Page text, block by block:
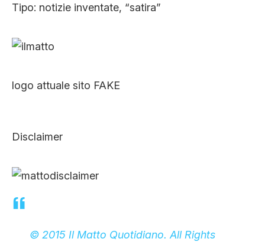
Tipo: notizie inventate, “satira”
logo attuale sito FAKE
Disclaimer
© 2015 Il Matto Quotidiano. All Rights